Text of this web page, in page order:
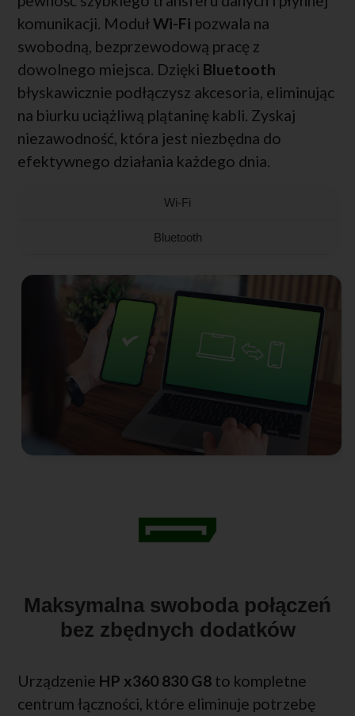
komunikacji. ModułWi-Fi pozwala na
swobodną, bezprzewodową pracę z
dowolnego miejsca. Dzięki Bluetooth
błyskawicznie podłączysz akcesoria, eliminując
na biurku uciążliwą plątaninę kabli. Zyskaj
niezawodność, która jest niezbędna do
efektywnego działania każdego dnia.
Wi-Fi
Bluetooth
Maksymalna swoboda połączeń
bez zbędnych dodatków
Urządzenie HP x360 830 G8 to kompletne
centrum łączności, które eliminuje potrzebę